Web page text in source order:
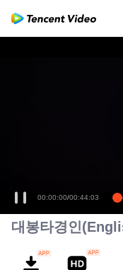
00:00:00/00:44:03
대봉타경인